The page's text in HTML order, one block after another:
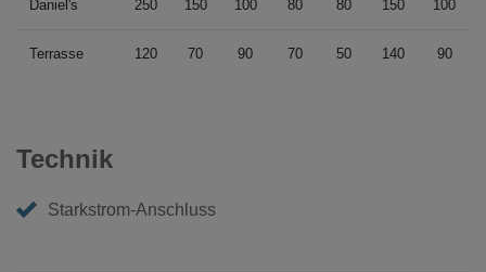
Daniel's 250 150 100 80 80 150 100
Terrasse 120 70 90 70 50 140 90
Technik
Starkstrom-Anschluss